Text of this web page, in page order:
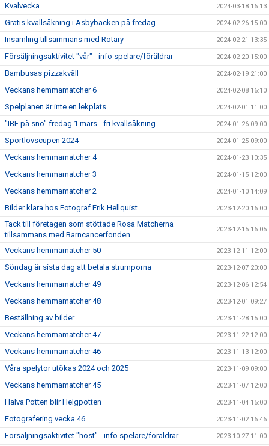
Kvalvecka 2024-03-18 16:13
Gratis kvällsåkning i Asbybacken på fredag 2024-02-26 15:00
Insamling tillsammans med Rotary 2024-02-21 13:35
Försäljningsaktivitet "vår" - info spelare/föräldrar 2024-02-20 15:00
Bambusas pizzakväll 2024-02-19 21:00
Veckans hemmamatcher 6 2024-02-08 16:10
Spelplanen är inte en lekplats 2024-02-01 11:00
"IBF på snö" fredag 1 mars - fri kvällsåkning 2024-01-26 09:00
Sportlovscupen 2024 2024-01-25 09:00
Veckans hemmamatcher 4 2024-01-23 10:35
Veckans hemmamatcher 3 2024-01-15 12:00
Veckans hemmamatcher 2 2024-01-10 14:09
Bilder klara hos Fotograf Erik Hellquist 2023-12-20 16:00
Tack till företagen som stöttade Rosa Matcherna
tillsammans med Barncancerfonden
2023-12-15 16:05
Veckans hemmamatcher 50 2023-12-11 12:00
Söndag är sista dag att betala strumporna 2023-12-07 20:00
Veckans hemmamatcher 49 2023-12-06 12:54
Veckans hemmamatcher 48 2023-12-01 09:27
Beställning av bilder 2023-11-28 15:00
Veckans hemmamatcher 47 2023-11-22 12:00
Veckans hemmamatcher 46 2023-11-13 12:00
Våra spelytor utökas 2024 och 2025 2023-11-09 09:00
Veckans hemmamatcher 45 2023-11-07 12:00
Halva Potten blir Helgpotten 2023-11-04 15:00
Fotografering vecka 46 2023-11-02 16:46
Försäljningsaktivitet "höst" - info spelare/föräldrar 2023-10-27 11:00